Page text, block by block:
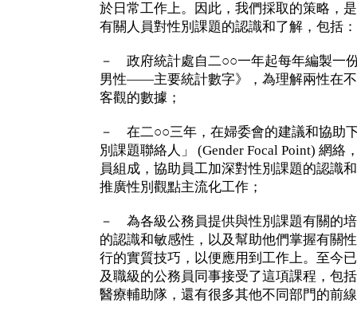
於日常工作上。因此，我們採取的策略，
有關人員對性別課題的認識和了解，包括：
－ 政府統計處自二○○一年起每年編製一
男性——主要統計數字》，為理解兩性在
客觀的數據；
－ 在二○○三年，在婦委會的建議和協助
別課題聯絡人」 (Gender Focal Point) 網絡
員組成，協助員工加深對性別課題的認識
推廣性別觀點主流化工作；
－ 為各級公務員提供與性別課題有關的
的認識和敏感性，以及幫助他們掌握有關
行的實質技巧，以便應用到工作上。至今
及職級的公務員同事接受了這項課程，包
醫療輔助隊，還有很多其他不同部門的前